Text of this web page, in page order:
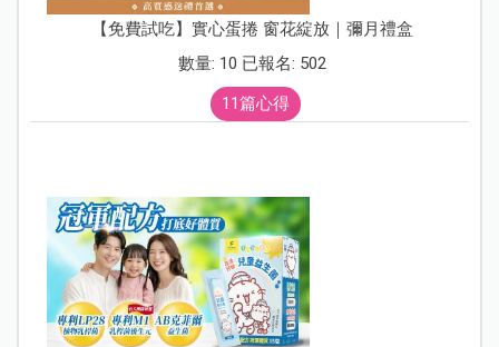
【免費試吃】實心蛋捲 窗花綻放｜彌月禮盒
數量: 10 已報名: 502
11篇心得